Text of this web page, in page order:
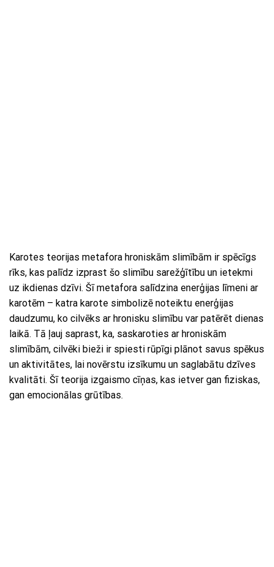
Karotes teorijas metafora hroniskām slimībām ir spēcīgs
rīks, kas palīdz izprast šo slimību sarežģītību un ietekmi
uz ikdienas dzīvi. Šī metafora salīdzina enerģijas līmeni ar
karotēm – katra karote simbolizē noteiktu enerģijas
daudzumu, ko cilvēks ar hronisku slimību var patērēt dienas
laikā. Tā ļauj saprast, ka, saskaroties ar hroniskām
slimībām, cilvēki bieži ir spiesti rūpīgi plānot savus spēkus
un aktivitātes, lai novērstu izsīkumu un saglabātu dzīves
kvalitāti. Šī teorija izgaismo cīņas, kas ietver gan fiziskas,
gan emocionālas grūtības.